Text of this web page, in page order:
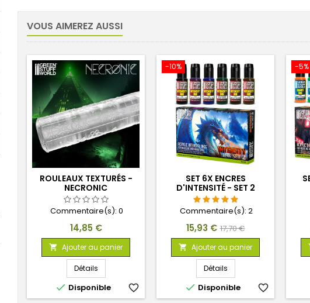
VOUS AIMEREZ AUSSI
ROULEAUX TEXTURÉS -
NECRONIC
Commentaire(s): 0
Prix
14,85 €
 Ajouter au panier
Détails
 Disponible favorite_border
-10%
SET 6X ENCRES
D'INTENSITÉ - SET 2
Commentaire(s): 2
Prix
15,93 € Prix
de
base
17,70 €
 Ajouter au panier
Détails
 Disponible favorite_border
-5%